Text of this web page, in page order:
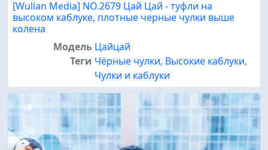
[Wulian Media] NO.2679 Цай Цай - туфли на
высоком каблуке, плотные черные чулки выше
колена
Модель Цайцай
Теги Чёрные чулки, Высокие каблуки,
Чулки и каблуки